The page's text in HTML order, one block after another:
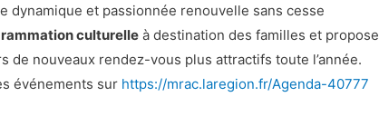
dynamique et passionnée renouvelle sans cesse
culturelle à destination des familles et propose
de nouveaux rendez-vous plus attractifs toute l’année.
événements sur https://mrac.laregion.fr/Agenda-40777